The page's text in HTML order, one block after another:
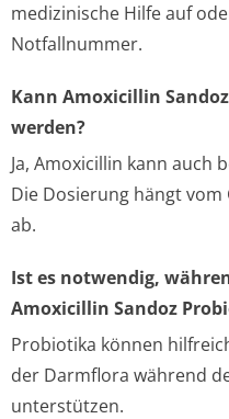
medizinische Hilfe auf
Notfallnummer.
Kann Amoxicillin
werden?
Ja, Amoxicillin kann auch
Die Dosierung hängt
ab.
Ist es notwendig,
Amoxicillin Sandoz
Probiotika können
der Darmflora während
unterstützen.